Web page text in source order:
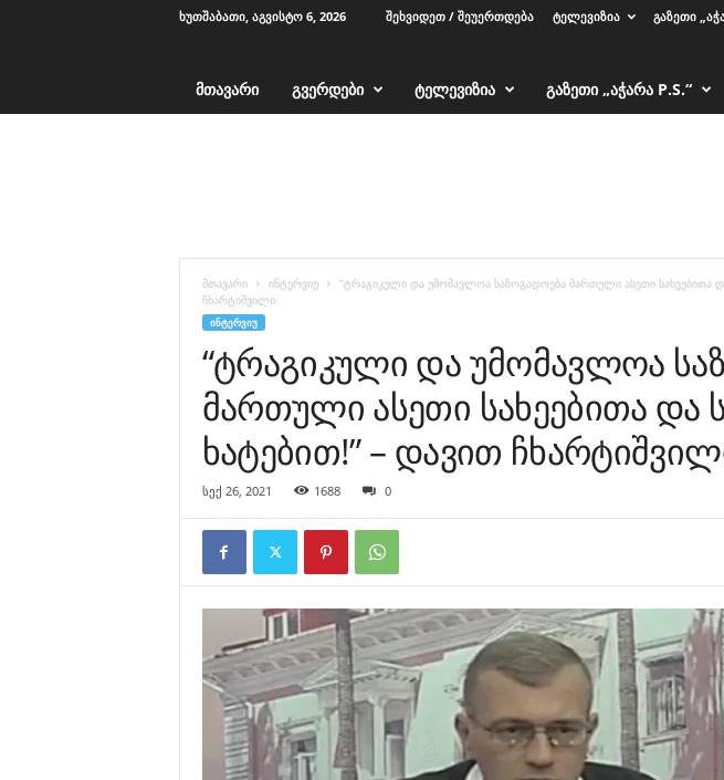
ᲮᲣᲗᲨᲐᲑᲐᲗᲘ, ᲐᲒᲕᲘᲡᲢᲝ 6, 2026 ᲨᲔᲮᲕᲘᲓᲔᲗ / ᲨᲔᲣᲔᲠᲗᲓᲔᲑᲐ ᲢᲔᲚᲔᲕᲘᲖᲘᲐ ᲒᲐᲖᲔᲗᲘ
ᲛᲗᲐᲕᲐᲠᲘ ᲒᲕᲔᲠᲓᲔᲑᲘ ᲢᲔᲚᲔᲕᲘᲖᲘᲐ ᲒᲐᲖᲔᲗᲘ „ᲐᲭᲐᲠᲐ P.S.“
მთავარი ინტერვიუ
“ტრაგიკული და უმომავლოა საზოგადოება მართული ასეთი სახეებითა
ჩხარტიშვილი:
ᲘᲜᲢᲔᲠᲕᲘᲣ
“ტრაგიკული და უმომავლოა
მართული ასეთი სახეებითა და
ხატებით!” – დავით
სექ 26, 2021 1688 0